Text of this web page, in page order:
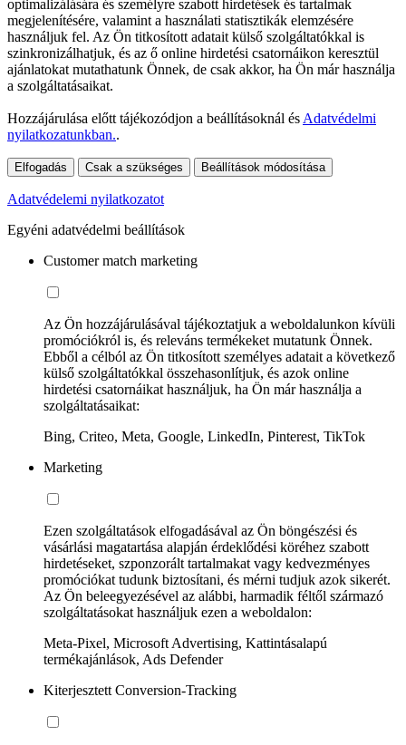
optimalizálására és személyre szabott hirdetések és tartalmak
megjelenítésére, valamint a használati statisztikák elemzésére
használjuk fel. Az Ön titkosított adatait külső szolgáltatókkal is
szinkronizálhatjuk, és az ő online hirdetési csatornáikon keresztül
ajánlatokat mutathatunk Önnek, de csak akkor, ha Ön már használja
a szolgáltatásaikat.
Hozzájárulása előtt tájékozódjon a beállításoknál ésAdatvédelmi
nyilatkozatunkban..
Elfogadás Csak a szükséges Beállítások módosítása
Adatvédelemi nyilatkozatot
Egyéni adatvédelmi beállítások
Customer match marketing
Az Ön hozzájárulásával tájékoztatjuk a weboldalunkon kívüli
promóciókról is, és releváns termékeket mutatunk Önnek.
Ebből a célból az Ön titkosított személyes adatait a következő
külső szolgáltatókkal összehasonlítjuk, és azok online
hirdetési csatornáikat használjuk, ha Ön már használja a
szolgáltatásaikat:
Bing, Criteo, Meta, Google, LinkedIn, Pinterest, TikTok
Marketing
Ezen szolgáltatások elfogadásával az Ön böngészési és
vásárlási magatartása alapján érdeklődési köréhez szabott
hirdetéseket, szponzorált tartalmakat vagy kedvezményes
promóciókat tudunk biztosítani, és mérni tudjuk azok sikerét.
Az Ön beleegyezésével az alábbi, harmadik féltől származó
szolgáltatásokat használjuk ezen a weboldalon:
Meta-Pixel, Microsoft Advertising, Kattintásalapú
termékajánlások, Ads Defender
Kiterjesztett Conversion-Tracking